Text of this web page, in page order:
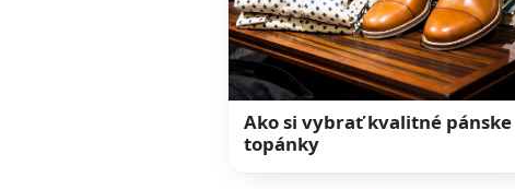
Ako si vybrať kvalitné pánske
topánky